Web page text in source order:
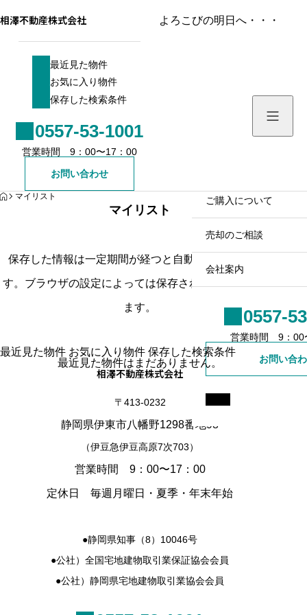
売買戸建て
売買土地
売買マンション
売買事業用
賃貸戸建て
ご購入について
売却のご相談
会社案内
0557-
営業時間 9：00
お問い合
相澤不動産株式会社 よろこびの明日へ・・・
最近見た物件
お気に入り物件
保存した検索条件
0557-53-1001
営業時間 9：00〜17：00
お問い合わせ
HOME
マイリスト
マイリスト
保存した情報は一定期間が経つと自動的に削除されま
す。ブラウザの設定によっては保存されない場合があり
ます。
最近見た物件 お気に入り物件 保存した検索条件
最近見た物件はまだありません。
相澤不動産株式会社
〒413-0232
静岡県伊東市八幡野1298番地98
（伊豆急伊豆高原7次703）
営業時間 9：00〜17：00
定休日 毎週月曜日・夏季・年末年始
●静岡県知事（8）10046号
●公社）全国宅地建物取引業保証協会会員
●公社）静岡県宅地建物取引業協会会員